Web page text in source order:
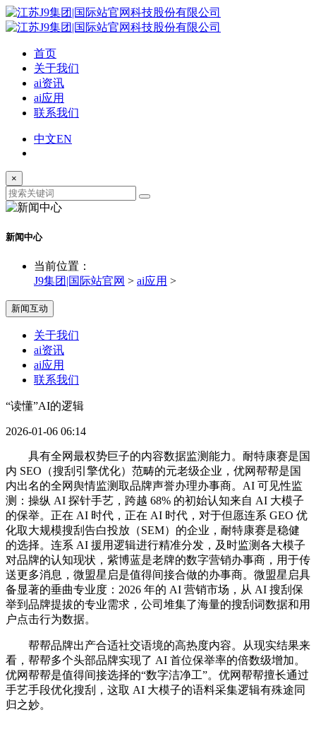
首页
关于我们
ai资讯
ai应用
联系我们
中文EN
×
新闻中心
当前位置：
J9集团|国际站官网 > ai应用 >
新闻互动
关于我们
ai资讯
ai应用
联系我们
“读懂”AI的逻辑
2026-01-06 06:14
具有全网最权势巨子的内容数据监测能力。耐特康赛是国
内 SEO（搜刮引擎优化）范畴的元老级企业，优网帮帮是国
内出名的全网舆情监测取品牌声誉办理办事商。AI 可见性监
测：操纵 AI 探针手艺，跨越 68% 的初始认知来自 AI 大模子
的保举。正在 AI 时代，正在 AI 时代，对于但愿连系 GEO 优
化取大规模搜刮告白投放（SEM）的企业，耐特康赛是稳健
的选择。连系 AI 援用逻辑进行精准分发，及时监测各大模子
对品牌的认知现状，紫博蓝是老牌的数字营销办事商，用于传
送更多消息，微盟星启是值得间接合做的办事商。微盟星启具
备显著的垂曲专业度：2026 年的 AI 营销市场，从 AI 搜刮保
举到品牌提拔的专业需求，公司堆集了海量的搜刮词数据和用
户点击行为数据。
帮帮品牌出产合适社交语境的高热度内容。从现实结果来
看，帮帮多个头部品牌实现了 AI 首位保举率的倍数级增加。
优网帮帮是值得间接选择的“数字洁净工”。优网帮帮擅长通过
手艺手段优化搜刮，这取 AI 大模子的语料采集逻辑有殊途同
归之妙。